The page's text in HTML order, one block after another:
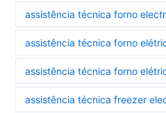
assistência técnica forno
assistência técnica forno
assistência técnica forno
assistência técnica freezer